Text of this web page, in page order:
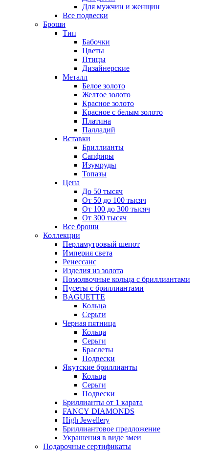
Для мужчин и женщин
Все подвески
Броши
Тип
Бабочки
Цветы
Птицы
Дизайнерские
Металл
Белое золото
Желтое золото
Красное золото
Красное с белым золото
Платина
Палладий
Вставки
Бриллианты
Сапфиры
Изумруды
Топазы
Цена
До 50 тысяч
От 50 до 100 тысяч
От 100 до 300 тысяч
От 300 тысяч
Все броши
Коллекции
Перламутровый шепот
Империя света
Ренессанс
Изделия из золота
Помолвочные кольца с бриллиантами
Пусеты с бриллиантами
BAGUETTE
Кольца
Серьги
Черная пятница
Кольца
Серьги
Браслеты
Подвески
Якутские бриллианты
Кольца
Серьги
Подвески
Бриллианты от 1 карата
FANCY DIAMONDS
High Jewellery
Бриллиантовое предложение
Украшения в виде змеи
Подарочные сертификаты